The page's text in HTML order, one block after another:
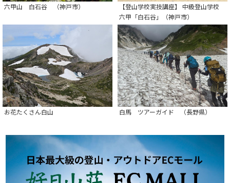
六甲山 白石谷 （神戸市）
【登山学校実技講座】 中級登山学校
六甲「白石谷」（神戸市）
お花たくさん白山 白馬 ツアーガイド （長野県）